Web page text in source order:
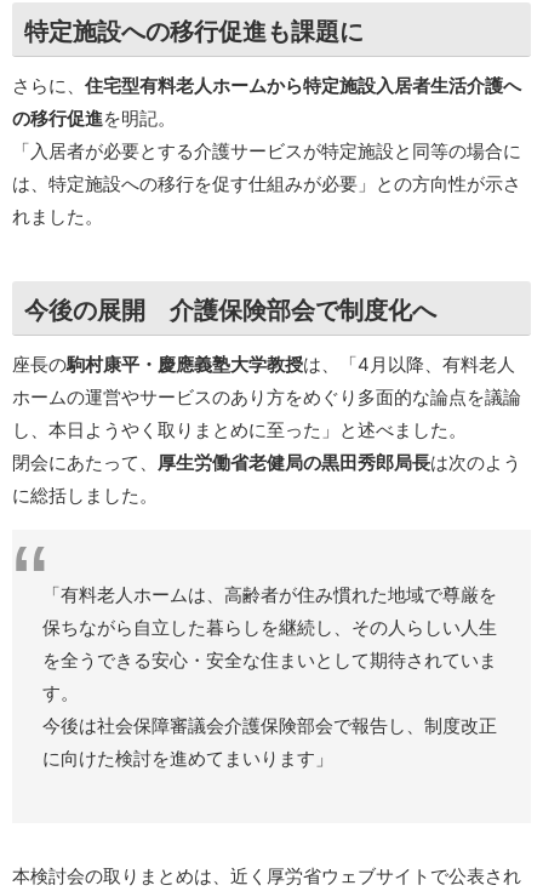
特定施設への移行促進も課題に
さらに、 住宅型有料老人ホームから特定施設入居者生活介護へ
の移行促進を明記。
「入居者が必要とする介護サービスが特定施設と同等の場合に
は、特定施設への移行を促す仕組みが必要」との方向性が示さ
れました。
今後の展開 介護保険部会で制度化へ
座長の駒村康平・慶應義塾大学教授は、「4月以降、有料老人
ホームの運営やサービスのあり方をめぐり多面的な論点を議論
し、本日ようやく取りまとめに至った」と述べました。
閉会にあたって、 厚生労働省老健局の黒田秀郎局長は次のよう
に総括しました。
「有料老人ホームは、高齢者が住み慣れた地域で尊厳を
保ちながら自立した暮らしを継続し、その人らしい人生
を全うできる安心・安全な住まいとして期待されていま
す。
今後は社会保障審議会介護保険部会で報告し、制度改正
に向けた検討を進めてまいります」
本検討会の取りまとめは、近く厚労省ウェブサイトで公表され